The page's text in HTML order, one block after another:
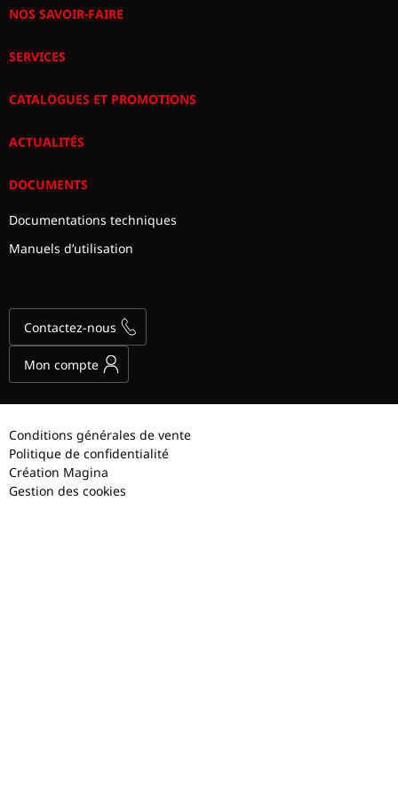
NOS SAVOIR-FAIRE
SERVICES
CATALOGUES ET PROMOTIONS
ACTUALITÉS
DOCUMENTS
Documentations techniques
Manuels d’utilisation
Contactez-nous
Mon compte
Conditions générales de vente
Politique de confidentialité
Création Magina
Gestion des cookies